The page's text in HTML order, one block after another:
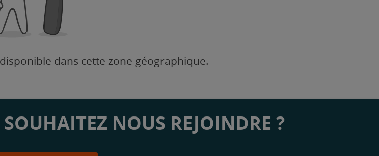
dans cette zone géographique.
NOUS REJOINDRE ?